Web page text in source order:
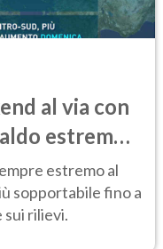
al via con
estremo
estremo al
sopportabile fino a
sui rilievi.